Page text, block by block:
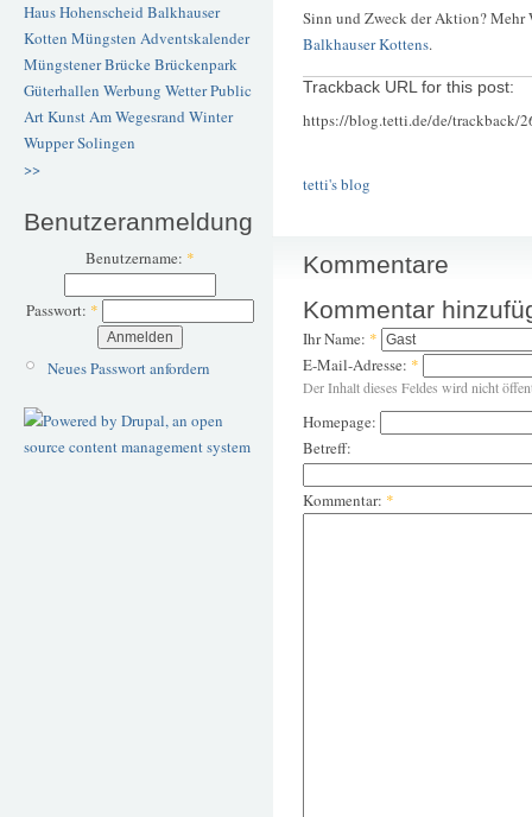
Haus Hohenscheid Balkhauser
Kotten Müngsten Adventskalender
Müngstener BrückeBrückenpark
Güterhallen Werbung WetterPublic
ArtKunstAm Wegesrand Winter
WupperSolingen
>>
Benutzeranmeldung
Benutzername: *
Passwort: *
Neues Passwort anfordern
Sinn und Zweck der Aktion? Mehr
Balkhauser Kottens.
Trackback URL for this post:
https://blog.tetti.de/de/trackback/
tetti's blog
Kommentare
Kommentar
Ihr Name: *
E-Mail-Adresse: *
Der Inhalt dieses Feldes wird nicht
Homepage:
Betreff:
Kommentar: *